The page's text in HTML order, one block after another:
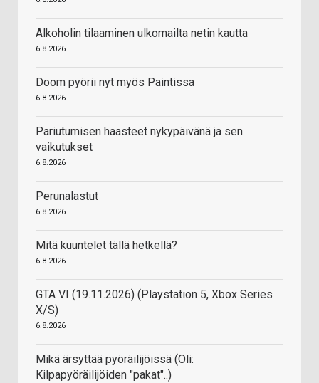
Alkoholin tilaaminen ulkomailta netin kautta
6.8.2026
Doom pyörii nyt myös Paintissa
6.8.2026
Pariutumisen haasteet nykypäivänä ja sen
vaikutukset
6.8.2026
Perunalastut
6.8.2026
Mitä kuuntelet tällä hetkellä?
6.8.2026
GTA VI (19.11.2026) (Playstation 5, Xbox Series
X/S)
6.8.2026
Mikä ärsyttää pyöräilijöissä (Oli:
Kilpapyöräilijöiden "pakat"..)